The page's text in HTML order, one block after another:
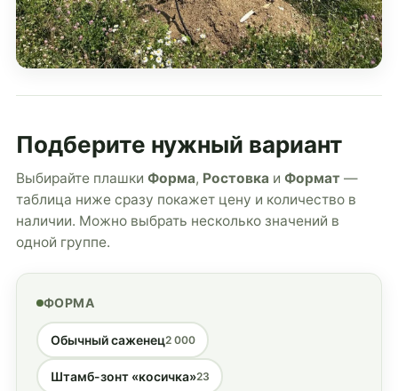
Подберите нужный вариант
Выбирайте плашки Форма, Ростовка и Формат —
таблица ниже сразу покажет цену и количество в
наличии. Можно выбрать несколько значений в
одной группе.
ФОРМА
Обычный саженец2 000
Штамб-зонт «косичка»23